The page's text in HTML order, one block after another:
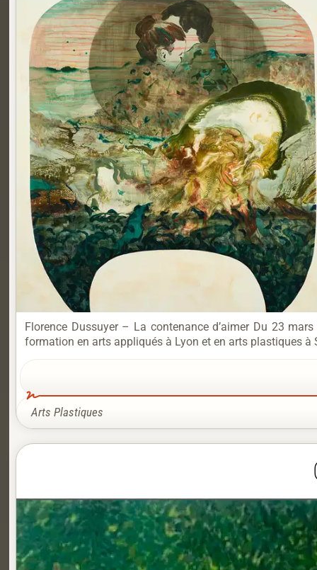
Florence Dussuyer – La contenance d’aimer Du 23
formation en arts appliqués à Lyon et en arts plastiques à
Arts Plastiques